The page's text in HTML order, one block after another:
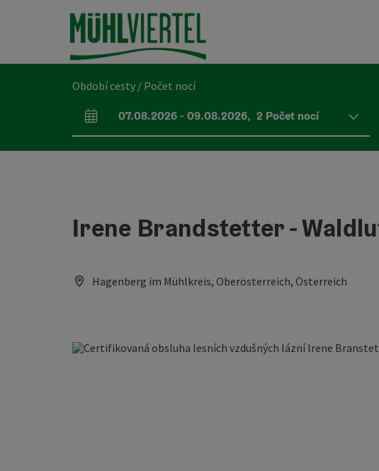
Accesskey
[0]
Navigace Accesskey
[1]
Začátek stránky Accesskey
[2]
Období cesty / Počet nocí
Pole příjezdu a odjezdu
07.08.2026- 09.08.2026, 2 Počet nocí
Irene Brandstetter -
Hagenberg im Mühlkreis, Oberösterreich, Österreich